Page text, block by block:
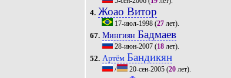
4. Жоао Витор
17-июл-1998 (27 лет).
67. Мингиян Бадмаев
28-июн-2007 (18 лет).
52. Артём Бандикян
/ 20-сен-2005 (20 лет).